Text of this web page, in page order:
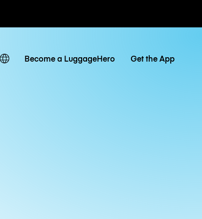
Become a LuggageHero Get the App